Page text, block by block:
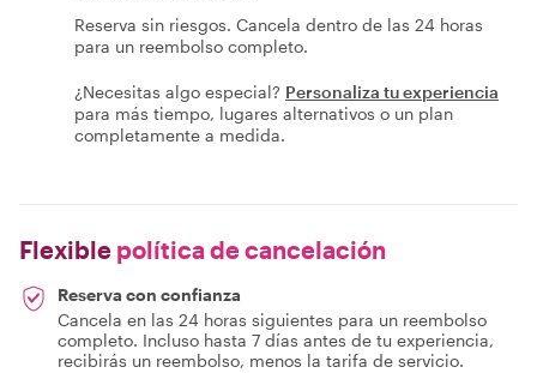
Reserva sin riesgos. Cancela dentro de las 24 horas
para un reembolso completo.
¿Necesitas algo especial? Personaliza tu experiencia
para más tiempo, lugares alternativos o un plan
completamente a medida.
Flexible política de cancelación
Reserva con confianza
Cancela en las 24 horas siguientes para un reembolso
completo. Incluso hasta 7 días antes de tu experiencia,
recibirás un reembolso, menos la tarifa de servicio.